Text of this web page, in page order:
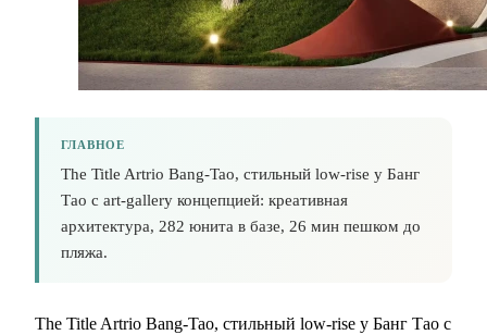
ГЛАВНОЕ
The Title Artrio Bang-Tao, стильный low-rise у Банг
Тао с art-gallery концепцией: креативная
архитектура, 282 юнита в базе, 26 мин пешком до
пляжа.
The Title Artrio Bang-Tao, стильный low-rise у Банг Тао с